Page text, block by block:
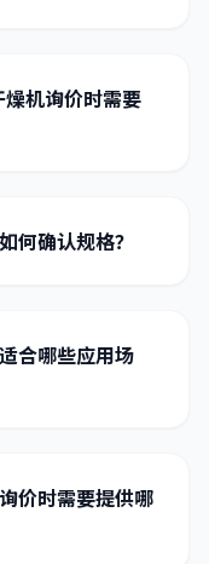
机询价时需要
何确认规格？
合哪些应用场
价时需要提供哪